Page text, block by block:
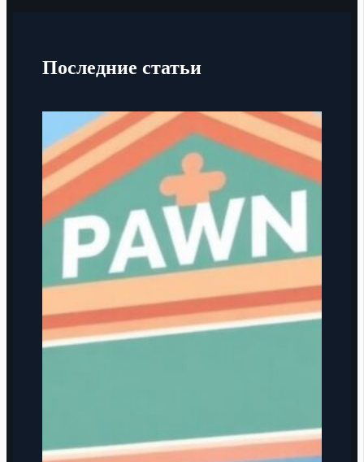
Последние статьи